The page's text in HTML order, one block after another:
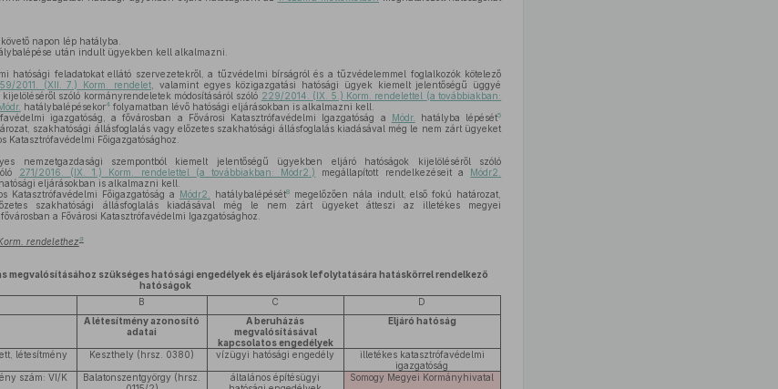
napon lép hatályba.
után indult ügyekben kell alkalmazni.
hatósági feladatokat ellátó szervezetekről, a tűzvédelmi bírságról és a tűzvédelemmel foglalkozók kötelező
2011. (XII. 7.) Korm. rendelet , valamint egyes közigazgatási hatósági ügyek kiemelt jelentőségű üggyé
szóló kormányrendeletek módosításáról szóló 229/2014. (IX. 5.) Korm. rendelettel (a továbbiakban:
hatálybalépésekor4folyamatban lévő hatósági eljárásokban is alkalmazni kell.
igazgatóság, a fővárosban a Fővárosi Katasztrófavédelmi Igazgatóság a Módr. hatályba lépését5
szakhatósági állásfoglalás vagy előzetes szakhatósági állásfoglalás kiadásával még le nem zárt ügyeket
Főigazgatósághoz.
nemzetgazdasági szempontból kiemelt jelentőségű ügyekben eljáró hatóságok kijelöléséről szóló
271/2016. (IX. 1.) Korm. rendelettel (a továbbiakban: Módr2.) megállapított rendelkezéseit a Módr2.
eljárásokban is alkalmazni kell.
Katasztrófavédelmi Főigazgatóság a Módr2. hatálybalépését8megelőzően nála indult, első fokú határozat,
szakhatósági állásfoglalás kiadásával még le nem zárt ügyeket átteszi az illetékes megyei
a Fővárosi Katasztrófavédelmi Igazgatósághoz.
rendelethez9
megvalósításához szükséges hatósági engedélyek és eljárások lefolytatására hatáskörrel rendelkező
hatóságok
B C
D
A létesítmény azonosító
adatai
A beruházás
megvalósításával
kapcsolatos engedélyek
Eljáró hatóság
létesítmény
Keszthely (hrsz. 0380) vízügyi hatósági engedély
illetékes katasztrófavédelmi
igazgatóság
szám: VI/K
Balatonszentgyörgy (hrsz.
általános építésügyi
Somogy Megyei Kormányhivatal